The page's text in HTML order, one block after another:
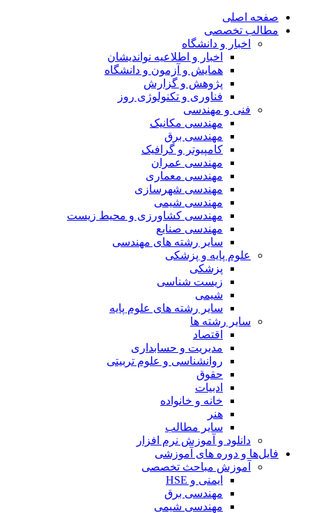
صفحه اصلی
مطالب تخصصی
اخبار و دانشگاه
اخبار و اطلاعیه نواندیشان
همایش و آزمون و دانشگاه
پژوهش و گزارش
فناوری و تکنولوژی روز
فنی و مهندسی
مهندسی مکانیک
مهندسی برق
کامپیوتر و گرافیک
مهندسی عمران
مهندسی معماری
مهندسی شهرسازی
مهندسی شیمی
مهندسی کشاورزی و محیط زیست
مهندسی صنایع
سایر رشته های مهندسی
علوم پایه و پزشکی
پزشکی
زیست شناسی
شیمی
سایر رشته های علوم پایه
سایر رشته ها
اقتصاد
مدیریت و حسابداری
روانشناسی و علوم تربیتی
حقوق
ادبیات
خانه و خانواده
هنر
سایر مطالب
دانلود و آموزش نرم افزار
فایل‌ها و دوره های آموزشی
آموزش مباحث تخصصی
ایمنی و HSE
مهندسی برق
مهندسی شیمی